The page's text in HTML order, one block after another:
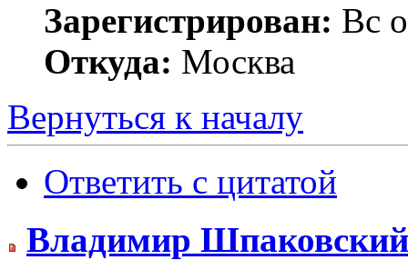
Зарегистрирован: Вс
Откуда: Москва
Вернуться к началу
Ответить с цитатой
Владимир Шпаковский